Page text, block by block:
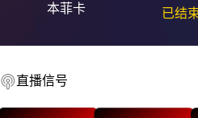
本菲卡 已结
直播信号
2026-08-16 【球会友谊】